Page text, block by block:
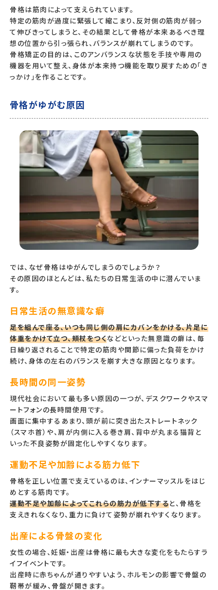
骨格は筋肉によって支えられています。
特定の筋肉が過度に緊張して縮こまり、反対側の筋肉が弱っ
て伸びきってしまうと、その結果として骨格が本来あるべき理
想の位置から引っ張られ、バランスが崩れてしまうのです。
骨格矯正の目的は、このアンバランスな状態を手技や専用の
機器を用いて整え、身体が本来持つ機能を取り戻すための「き
っかけ」を作ることです。
骨格がゆがむ原因
では、なぜ骨格はゆがんでしまうのでしょうか？
その原因のほとんどは、私たちの日常生活の中に潜んでいま
す。
日常生活の無意識な癖
足を組んで座る、いつも同じ側の肩にカバンをかける、片足に
体重をかけて立つ、頬杖をつくなどといった無意識の癖は、毎
日繰り返されることで特定の筋肉や関節に偏った負荷をかけ
続け、身体の左右のバランスを崩す大きな原因となります。
長時間の同一姿勢
現代社会において最も多い原因の一つが、デスクワークやスマ
ートフォンの長時間使用です。
画面に集中するあまり、頭が前に突き出たストレートネック
（スマホ首）や、肩が内側に入る巻き肩、背中が丸まる猫背と
いった不良姿勢が固定化しやすくなります。
運動不足や加齢による筋力低下
骨格を正しい位置で支えているのは、インナーマッスルをはじ
めとする筋肉です。
運動不足や加齢によってこれらの筋力が低下すると、骨格を
支えきれなくなり、重力に負けて姿勢が崩れやすくなります。
出産による骨盤の変化
女性の場合、妊娠・出産は骨格に最も大きな変化をもたらすラ
イフイベントです。
出産時に赤ちゃんが通りやすいよう、ホルモンの影響で骨盤の
靭帯が緩み、骨盤が開きます。